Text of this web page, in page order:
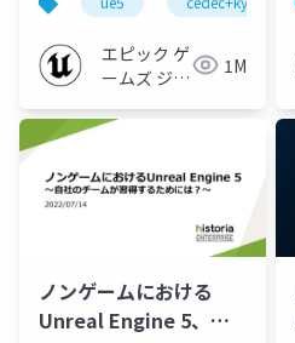
【CEDEC+KYUSHU
2022】 エピック ゲ
ームズ ジャ
1M
ノンゲームにおける
Unreal Engine 5、自